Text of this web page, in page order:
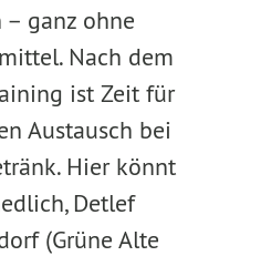
ganz ohne
Nach dem
ist Zeit für
Austausch bei
Hier könnt
Detlef
(Grüne Alte